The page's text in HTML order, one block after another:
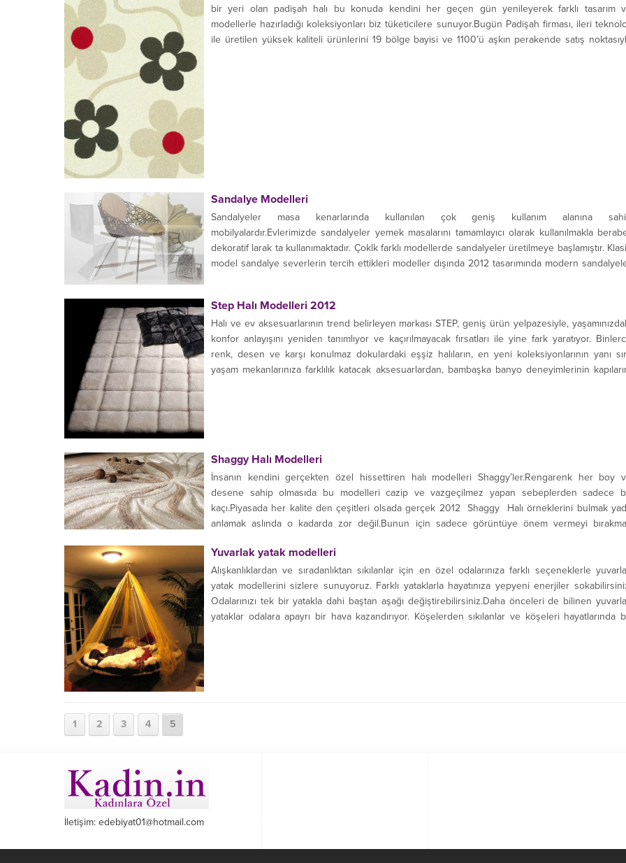
bir yeri olan padişah halı bu konuda kendini her geçen gün yenileyerek farklı tasarım
modellerle hazırladığı koleksiyonları biz tüketicilere sunuyor.Bugün Padişah firması, ileri
ile üretilen yüksek kaliteli ürünlerini 19 bölge bayisi ve 1100’ü aşkın perakende satış
Sandalye Modelleri
Sandalyeler masa kenarlarında kullanılan çok geniş kullanım alanına
mobilyalardır.Evlerimizde sandalyeler yemek masalarını tamamlayıcı olarak kullanılmakla
dekoratif larak ta kullanımaktadır. Çoklk farklı modellerde sandalyeler üretilmeye başlamıştır.
model sandalye severlerin tercih ettikleri modeller dışında 2012 tasarımında modern
Step Halı Modelleri 2012
Halı ve ev aksesuarlarının trend belirleyen markası STEP, geniş ürün yelpazesiyle,
konfor anlayışını yeniden tanımlıyor ve kaçırılmayacak fırsatları ile yine fark yaratıyor.
renk, desen ve karşı konulmaz dokulardaki eşşiz halıların, en yeni koleksiyonlarının yanı
yaşam mekanlarınıza farklılık katacak aksesuarlardan, bambaşka banyo deneyimlerinin
Shaggy Halı Modelleri
İnsanın kendini gerçekten özel hissettiren halı modelleri Shaggy’ler.Rengarenk her boy
desene sahip olmasıda bu modelleri cazip ve vazgeçilmez yapan sebeplerden sadece
kaçı.Piyasada her kalite den çeşitleri olsada gerçek 2012 Shaggy Halı örneklerini bulmak
anlamak aslında o kadarda zor değil.Bunun için sadece görüntüye önem vermeyi
Yuvarlak yatak modelleri
Alışkanlıklardan ve sıradanlıktan sıkılanlar için en özel odalarınıza farklı seçeneklerle
yatak modellerini sizlere sunuyoruz. Farklı yataklarla hayatınıza yepyeni enerjiler
Odalarınızı tek bir yatakla dahi baştan aşağı değiştirebilirsiniz.Daha önceleri de bilinen
yataklar odalara apayrı bir hava kazandırıyor. Köşelerden sıkılanlar ve köşeleri hayatlarında
1 2 3 4 5
İletişim: edebiyat01@hotmail.com